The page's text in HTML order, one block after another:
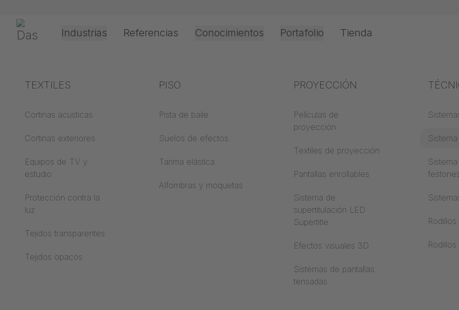
Gerriets Industrias
Teatro y cultura
Eventos y
Oficina e Interior
Referencias Conocimientos
Explicación de los
ABC de películas de
ABC de textiles de
Técnicas de
aplicación
Tipos de
Procesamiento de
películas de
Experiencia en el
Conocimientos textiles
Conocimientos
proyección
de
Trevira
Portafolio
TEXTILES
Cortinas acústicas
Cortinas exteriores
Equipos de TV y
estudio
Protección contra la
luz
Tejidos transparentes
Tejidos opacos
PISO
Pista de baile
Suelos de efectos
Tarima elástica
Alfombras y moquetas
PROYECCIÓN
Películas de
proyección
Textiles de proyección
Pantallas enrollables
Sistema de
supertitulación LED
Supertitle
Efectos visuales 3D
Sistemas de pantallas
tensadas
Tienda
SISTEMA DE
TIJERA VALLA
Contenidos